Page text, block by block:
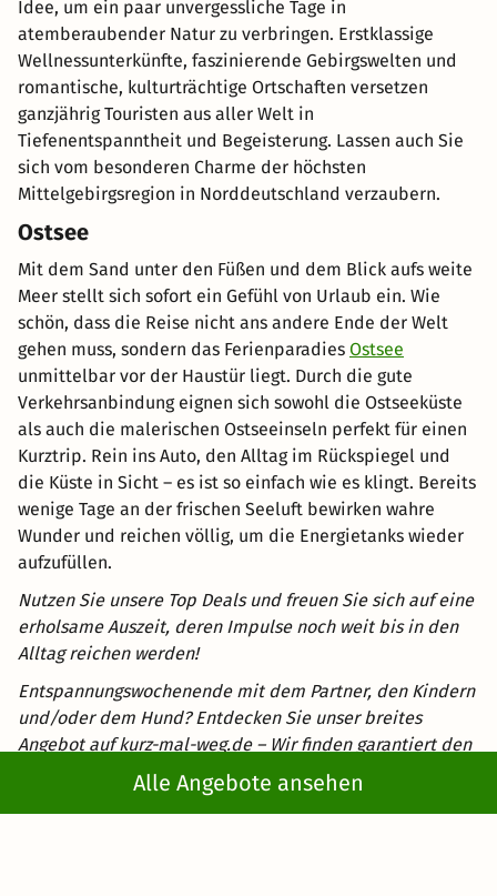
Alle Angebote ansehen
Idee, um ein paar unvergessliche Tage in
atemberaubender Natur zu verbringen. Erstklassige
Wellnessunterkünfte, faszinierende Gebirgswelten und
romantische, kulturträchtige Ortschaften versetzen
ganzjährig Touristen aus aller Welt in
Tiefenentspanntheit und Begeisterung. Lassen auch Sie
sich vom besonderen Charme der höchsten
Mittelgebirgsregion in Norddeutschland verzaubern.
Ostsee
Mit dem Sand unter den Füßen und dem Blick aufs weite
Meer stellt sich sofort ein Gefühl von Urlaub ein. Wie
schön, dass die Reise nicht ans andere Ende der Welt
gehen muss, sondern das Ferienparadies Ostsee
unmittelbar vor der Haustür liegt. Durch die gute
Verkehrsanbindung eignen sich sowohl die Ostseeküste
als auch die malerischen Ostseeinseln perfekt für einen
Kurztrip. Rein ins Auto, den Alltag im Rückspiegel und
die Küste in Sicht – es ist so einfach wie es klingt. Bereits
wenige Tage an der frischen Seeluft bewirken wahre
Wunder und reichen völlig, um die Energietanks wieder
aufzufüllen.
Nutzen Sie unsere Top Deals und freuen Sie sich auf eine
erholsame Auszeit, deren Impulse noch weit bis in den
Alltag reichen werden!
Entspannungswochenende mit dem Partner, den Kindern
und/oder dem Hund? Entdecken Sie unser breites
Angebot auf kurz-mal-weg.de – Wir finden garantiert den
passenden Deal für Sie!